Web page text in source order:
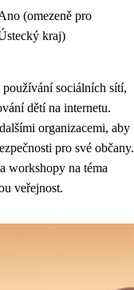
(omezeně pro
kraj)
sociálních sítí,
dětí na internetu.
organizacemi, aby
pro své občany.
workshopy na téma
veřejnost.